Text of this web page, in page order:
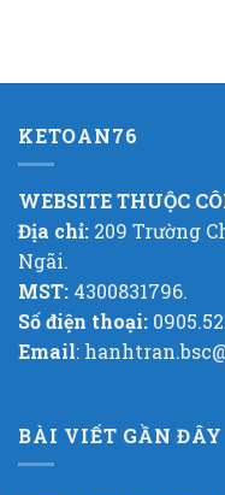
KETOAN76
WEBSITE THUỘC
Địa chỉ: 209 Trường
Ngãi.
MST: 4300831796.
Số điện thoại:
Email:
BÀI VIẾT GẦN ĐÂY